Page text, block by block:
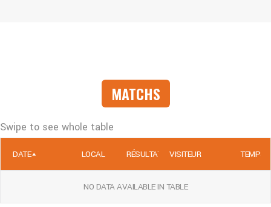
MATCHS
DATE LOCAL RÉSULTATS VISITEUR TEMPS
NO DATA AVAILABLE IN TABLE